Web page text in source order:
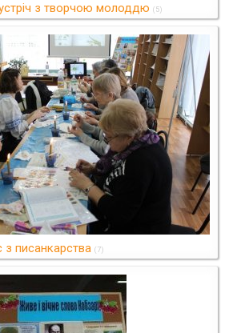
з творчою молоддю (5)
писанкарства (7)